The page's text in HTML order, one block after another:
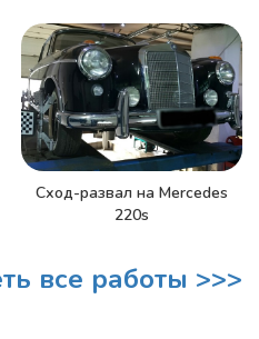
Сход-развал на Mercedes
220s
все работы >>>